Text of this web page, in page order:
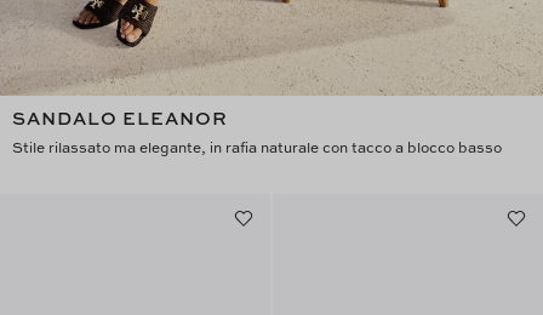
SANDALO ELEANOR
Stile rilassato ma elegante, in rafia naturale con tacco a blocco basso